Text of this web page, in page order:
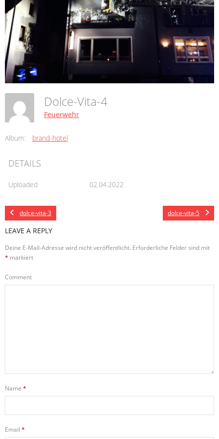
Dolce-Vita-4
Feuerwehr
Album: brand-hotel
DETAILS
Uploaded 02.04.2022
dolce-vita-3 dolce-vita-5
LEAVE A REPLY
Deine E-Mail-Adresse wird nicht veröffentlicht. Erforderliche Felder sind mit
* markiert
Comment
Name *
Email *